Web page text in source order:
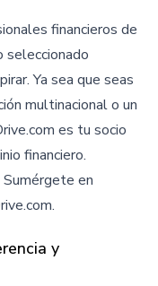
financieros de
seleccionado
Ya sea que seas
multinacional o un
es tu socio
financiero.
en
y